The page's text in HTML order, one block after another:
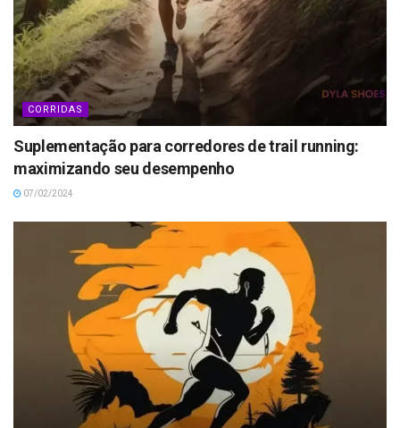
CORRIDAS
Suplementação para corredores de trail running:
maximizando seu desempenho
07/02/2024